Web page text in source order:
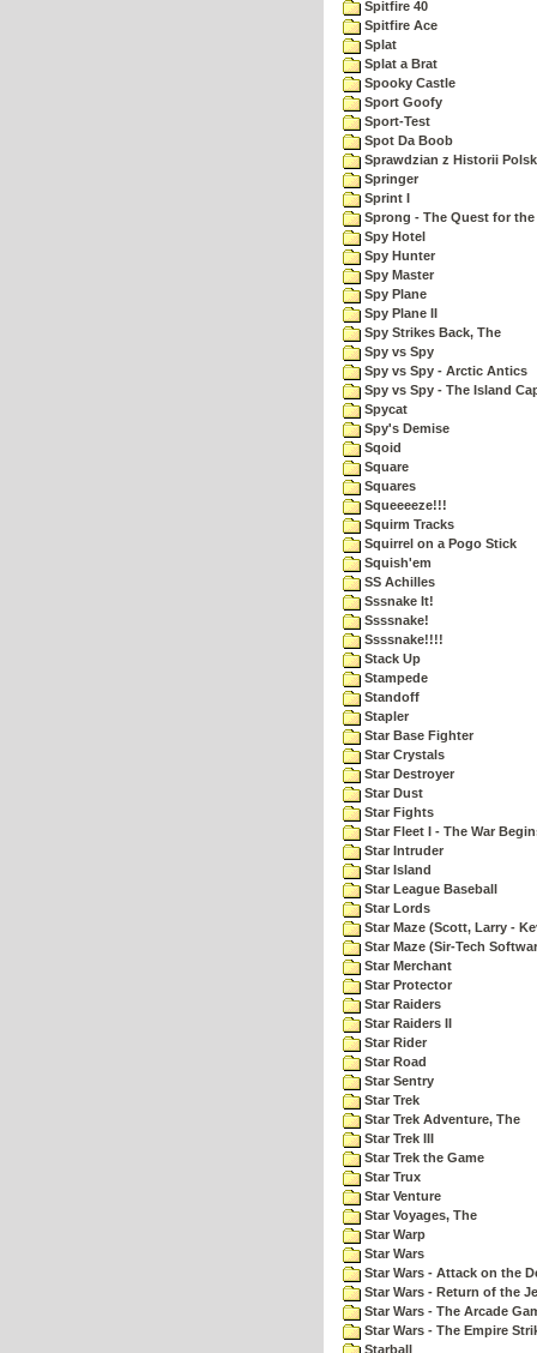
Spitfire 40
Spitfire Ace
Splat
Splat a Brat
Spooky Castle
Sport Goofy
Sport-Test
Spot Da Boob
Sprawdzian z Historii
Springer
Sprint I
Sprong - The Quest for
Spy Hotel
Spy Hunter
Spy Master
Spy Plane
Spy Plane II
Spy Strikes Back, The
Spy vs Spy
Spy vs Spy - Arctic Antics
Spy vs Spy - The Island
Spycat
Spy's Demise
Sqoid
Square
Squares
Squeeeeze!!!
Squirm Tracks
Squirrel on a Pogo Stick
Squish'em
SS Achilles
Sssnake It!
Ssssnake!
Ssssnake!!!!
Stack Up
Stampede
Standoff
Stapler
Star Base Fighter
Star Crystals
Star Destroyer
Star Dust
Star Fights
Star Fleet I - The War
Star Intruder
Star Island
Star League Baseball
Star Lords
Star Maze (Scott, Larry -
Star Maze (Sir-Tech
Star Merchant
Star Protector
Star Raiders
Star Raiders II
Star Rider
Star Road
Star Sentry
Star Trek
Star Trek Adventure, The
Star Trek III
Star Trek the Game
Star Trux
Star Venture
Star Voyages, The
Star Warp
Star Wars
Star Wars - Attack on the
Star Wars - Return of the
Star Wars - The Arcade
Star Wars - The Empire
Starball